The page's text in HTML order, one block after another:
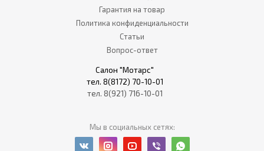
Гарантия на товар
Политика конфиденциальности
Статьи
Вопрос-ответ
Салон "Мотарс"
тел. 8(8172) 70-10-01
тел. 8(921) 716-10-01
Мы в социальных сетях: